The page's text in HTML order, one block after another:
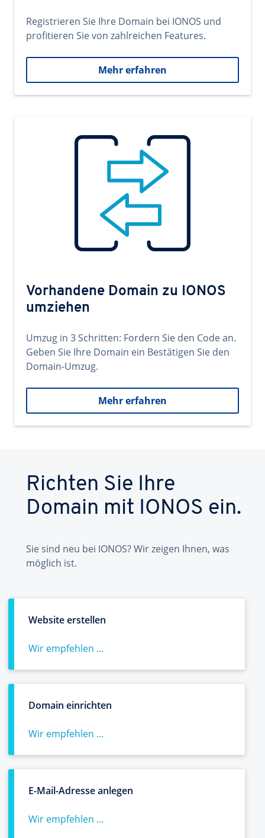
Registrieren Sie Ihre Domain bei IONOS und
profitieren Sie von zahlreichen Features.
Mehr erfahren
Vorhandene Domain zu IONOS
umziehen
Umzug in 3 Schritten: Fordern Sie den Code an.
Geben Sie Ihre Domain ein Bestätigen Sie den
Domain-Umzug.
Mehr erfahren
Richten Sie Ihre
Domain mit IONOS ein.
Sie sind neu bei IONOS? Wir zeigen Ihnen, was
möglich ist.
Website erstellen
Wir empfehlen ...
Domain einrichten
Wir empfehlen ...
E-Mail-Adresse anlegen
Wir empfehlen ...